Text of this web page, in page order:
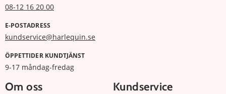
08-12 16 20 00
E-POSTADRESS
kundservice@harlequin.se
ÖPPETTIDER KUNDTJÄNST
9-17 måndag-fredag
Om oss Kundservice